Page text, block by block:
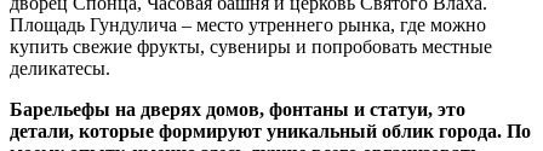
Площадь Гундулича – место утреннего рынка, где можно
купить свежие фрукты, сувениры и попробовать местные
деликатесы.
Барельефы на дверях домов, фонтаны и статуи, это
детали, которые формируют уникальный облик города. По